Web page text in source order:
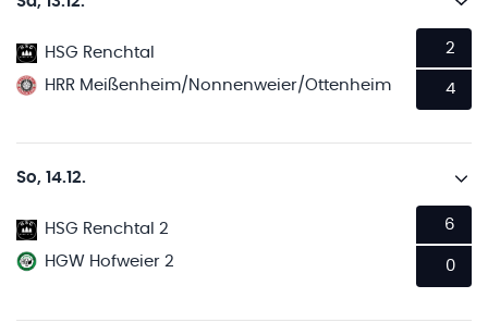
HSG Renchtal
HRR Meißenheim/Nonnenweier/Ottenheim
2
4
So, 14.12.
HSG Renchtal 2
HGW Hofweier 2
6
0